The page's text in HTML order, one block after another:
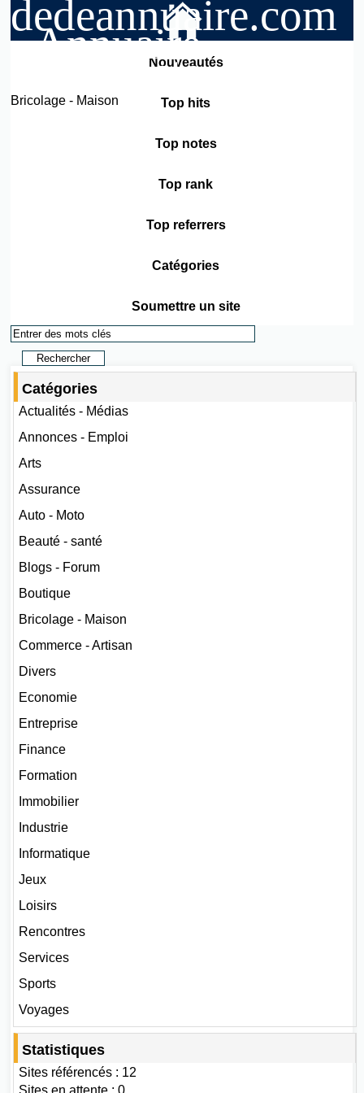
dedeannuaire.com
- Annuaire
généraliste
Bricolage - Maison
Nouveautés
Top hits
Top notes
Top rank
Top referrers
Catégories
Soumettre un site
Catégories
Actualités - Médias
Annonces - Emploi
Arts
Assurance
Auto - Moto
Beauté - santé
Blogs - Forum
Boutique
Bricolage - Maison
Commerce - Artisan
Divers
Economie
Entreprise
Finance
Formation
Immobilier
Industrie
Informatique
Jeux
Loisirs
Rencontres
Services
Sports
Voyages
Statistiques
Sites référencés : 12
Sites en attente : 0